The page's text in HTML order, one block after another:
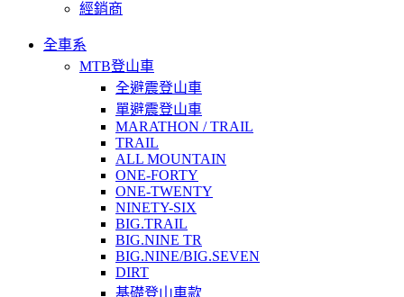
經銷商
全車系
MTB登山車
全避震登山車
單避震登山車
MARATHON / TRAIL
TRAIL
ALL MOUNTAIN
ONE-FORTY
ONE-TWENTY
NINETY-SIX
BIG.TRAIL
BIG.NINE TR
BIG.NINE/BIG.SEVEN
DIRT
基礎登山車款